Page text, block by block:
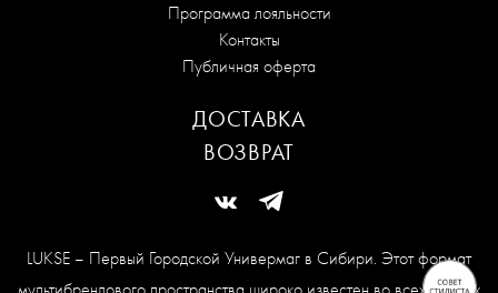
LUKSE – Первый Городской Универмаг в Сибири. Этот формат
Программа лояльности
Контакты
Публичная оферта
ДОСТАВКА
ВОЗВРАТ